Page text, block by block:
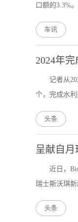
口额的3.3%
车讯
2024年
记者从
个，完成水
头条
呈献自月
近日，
瑞士斯沃琪
头条